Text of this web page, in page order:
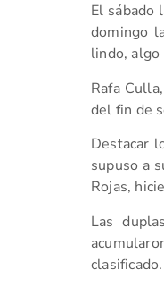
El sábado
domingo
lindo, algo
Rafa
del fin de
Destacar
supuso a
Rojas,
Las
clasificado.